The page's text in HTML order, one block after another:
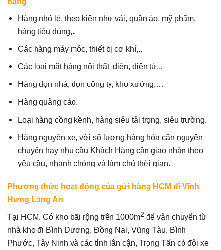
Hàng nhỏ lẻ, theo kiện như vải, quần áo, mỹ phẩm,
hàng tiêu dùng,..
Các hàng máy móc, thiết bị cơ khí,..
Các loại mặt hàng nội thất, điện, điện tử,..
Hàng dọn nhà, dọn công ty, kho xưởng,…
Hàng quảng cáo.
Loại hàng cồng kềnh, hàng siêu tải trọng, siêu trường.
Hàng nguyên xe, với số lượng hàng hóa cần nguyên
chuyến hay nhu cầu Khách Hàng cần giao nhận theo
yêu cầu, nhanh chóng và làm chủ thời gian.
Phương thức hoạt động của gửi hàng HCM đi Vĩnh
Hưng Long An
Tại HCM. Có kho bãi rộng trên 1000m2 để vận chuyển từ
nhà kho đi Bình Dương, Đồng Nai, Vũng Tàu, Bình
Phước, Tây Ninh và các tỉnh lân cận, Trọng Tấn có đội xe